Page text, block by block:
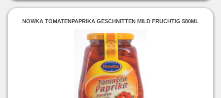
NOWKA TOMATENPAPRIKA GESCHNITTEN MILD FRUCHTIG 580ML